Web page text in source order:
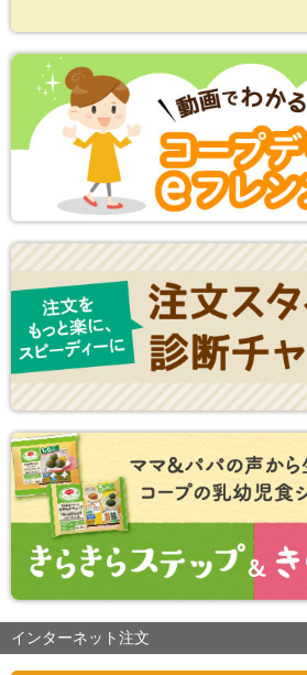
インターネット注文